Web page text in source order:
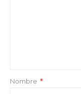
Nombre *